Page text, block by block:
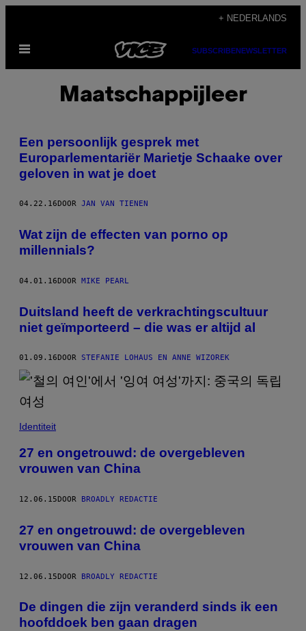
de
+ NEDERLANDS
Open
SUBSCRIBENEWSLETTER
Maatschappijleer
Een persoonlijk gesprek met
Europarlementariër Marietje Schaake over
geloven in wat je doet
04.22.16 DOOR JAN VAN TIENEN
Wat zijn de effecten van porno op
millennials?
04.01.16DOOR MIKE PEARL
Duitsland heeft de verkrachtingscultuur
niet geïmporteerd – die was er altijd al
01.09.16 DOOR STEFANIE LOHAUS EN ANNE WIZOREK
Identiteit
27 en ongetrouwd: de overgebleven
vrouwen van China
12.06.15DOOR BROADLY REDACTIE
27 en ongetrouwd: de overgebleven
vrouwen van China
12.06.15DOOR BROADLY REDACTIE
De dingen die zijn veranderd sinds ik een
hoofddoek ben gaan dragen